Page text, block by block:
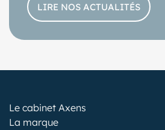
LIRE NOS ACTUALITÉS
Le cabinet Axens
La marque